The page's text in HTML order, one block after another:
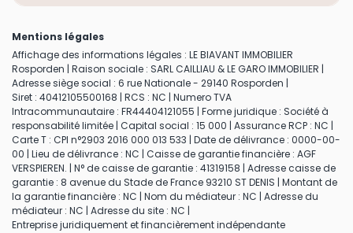
Mentions légales
Affichage des informations légales : LE BIAVANT IMMOBILIER
Rosporden | Raison sociale : SARL CAILLIAU & LE GARO IMMOBILIER |
Adresse siège social : 6 rue Nationale - 29140 Rosporden |
Siret : 40412105500168 | RCS : NC | Numero TVA
Intracommunautaire : FR44404121055 | Forme juridique : Société à
responsabilité limitée | Capital social : 15 000 | Assurance RCP : NC |
Carte T : CPI n°2903 2016 000 013 533 | Date de délivrance : 0000-00-
00 | Lieu de délivrance : NC | Caisse de garantie financière : AGF
VERSPIEREN. | N° de caisse de garantie : 41319158 | Adresse caisse de
garantie : 8 avenue du Stade de France 93210 ST DENIS | Montant de
la garantie financière : NC | Nom du médiateur : NC | Adresse du
médiateur : NC | Adresse du site : NC |
Entreprise juridiquement et financièrement indépendante